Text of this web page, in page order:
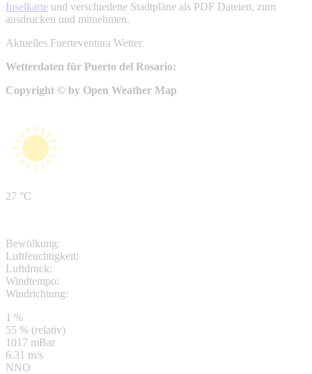
Inselkarte und verschiedene Stadtpläne als PDF Dateien, zum
ausdrucken und mitnehmen.
Aktuelles Fuerteventura Wetter
Wetterdaten für Puerto del Rosario:
Copyright © by Open Weather Map
27 °C
Bewölkung:
Luftfeuchtigkeit:
Luftdruck:
Windtempo:
Windrichtung:
1 %
55 % (relativ)
1017 mBar
6.31 m/s
NNO